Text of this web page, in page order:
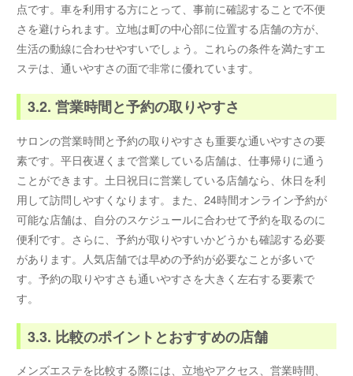
点です。車を利用する方にとって、事前に確認することで不便
さを避けられます。立地は町の中心部に位置する店舗の方が、
生活の動線に合わせやすいでしょう。これらの条件を満たすエ
ステは、通いやすさの面で非常に優れています。
3.2. 営業時間と予約の取りやすさ
サロンの営業時間と予約の取りやすさも重要な通いやすさの要
素です。平日夜遅くまで営業している店舗は、仕事帰りに通う
ことができます。土日祝日に営業している店舗なら、休日を利
用して訪問しやすくなります。また、24時間オンライン予約が
可能な店舗は、自分のスケジュールに合わせて予約を取るのに
便利です。さらに、予約が取りやすいかどうかも確認する必要
があります。人気店舗では早めの予約が必要なことが多いで
す。予約の取りやすさも通いやすさを大きく左右する要素で
す。
3.3. 比較のポイントとおすすめの店舗
メンズエステを比較する際には、立地やアクセス、営業時間、